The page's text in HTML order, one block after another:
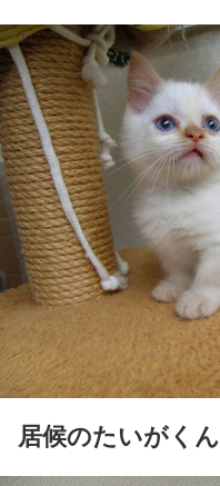
居候のたいがくん